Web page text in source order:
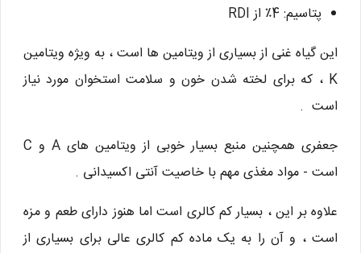
پتاسیم: 4٪ از RDI
این گیاه غنی از بسیاری از ویتامین ها است ، به ویژه ویتامین
K ، که برای لخته شدن خون و سلامت استخوان مورد نیاز
است .
جعفری همچنین منبع بسیار خوبی از ویتامین های A و C
است - مواد مغذی مهم با خاصیت آنتی اکسیدانی .
علاوه بر این ، بسیار کم کالری است اما هنوز دارای طعم و مزه
است ، و آن را به یک ماده کم کالری عالی برای بسیاری از